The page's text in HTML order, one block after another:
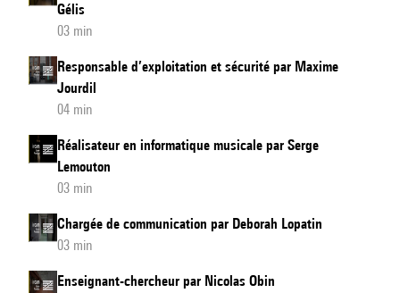
Gélis
03 min
Responsable d’exploitation et sécurité par Maxime
Jourdil
04 min
Réalisateur en informatique musicale par Serge
Lemouton
03 min
Chargée de communication par Deborah Lopatin
03 min
Enseignant-chercheur par Nicolas Obin